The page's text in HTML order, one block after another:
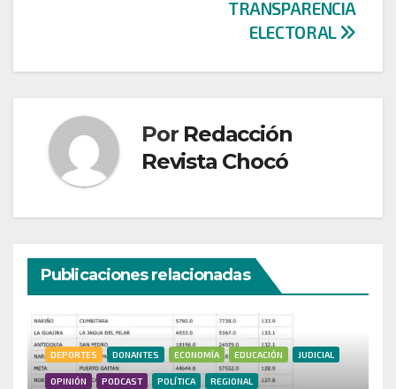
TRANSPARENCIA
ELECTORAL
Por Redacción
Revista Chocó
Publicaciones relacionadas
DEPORTES DONANTES ECONOMÍA EDUCACIÓN JUDICIAL
OPINIÓN PODCAST POLÍTICA REGIONAL